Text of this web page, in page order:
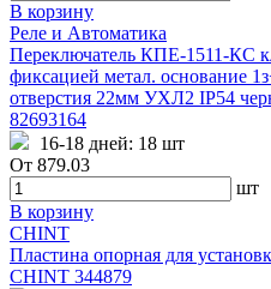
В корзину
Реле и Автоматика
Переключатель КПЕ-1511-КС
фиксацией метал. основание
отверстия 22мм УХЛ2 IP54
82693164
16-18 дней: 18 шт
От 879.03
шт
В корзину
CHINT
Пластина опорная для
CHINT 344879